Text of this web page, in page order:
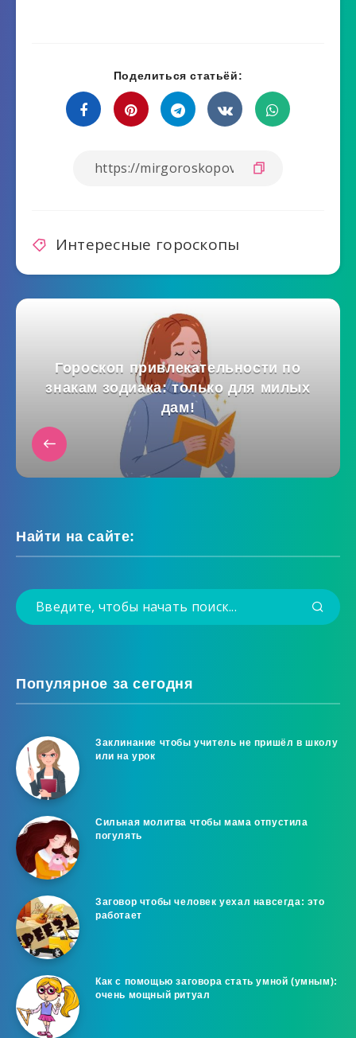
Поделиться статьёй:
Интересные гороскопы
Гороскоп привлекательности по
знакам зодиака: только для милых
дам!
Найти на сайте:
Популярное за сегодня
Заклинание чтобы учитель не пришёл в школу
или на урок
Сильная молитва чтобы мама отпустила
погулять
Заговор чтобы человек уехал навсегда: это
работает
Как с помощью заговора стать умной (умным):
очень мощный ритуал